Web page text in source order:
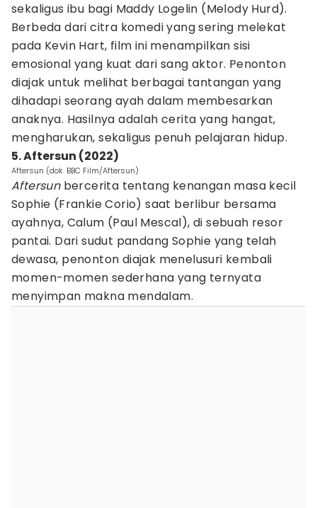
sekaligus ibu bagi Maddy Logelin (Melody Hurd).
Berbeda dari citra komedi yang sering melekat
pada Kevin Hart, film ini menampilkan sisi
emosional yang kuat dari sang aktor. Penonton
diajak untuk melihat berbagai tantangan yang
dihadapi seorang ayah dalam membesarkan
anaknya. Hasilnya adalah cerita yang hangat,
mengharukan, sekaligus penuh pelajaran hidup.
5. Aftersun (2022)
Aftersun (dok. BBC Film/Aftersun)
Aftersunbercerita tentang kenangan masa kecil
Sophie (Frankie Corio) saat berlibur bersama
ayahnya, Calum (Paul Mescal), di sebuah resor
pantai. Dari sudut pandang Sophie yang telah
dewasa, penonton diajak menelusuri kembali
momen-momen sederhana yang ternyata
menyimpan makna mendalam.